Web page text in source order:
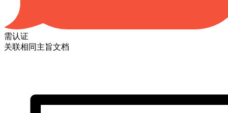
需认证
关联相同主旨文档